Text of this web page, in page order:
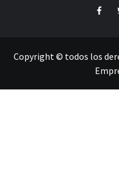
Copyright © todos los